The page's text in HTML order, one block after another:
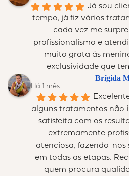
Já sou
tempo, já fiz vários
cada vez me
profissionalismo e
muito grata ás
exclusividade que
Brígida
Há 1 mês
alguns tratamentos não
satisfeita com os
extremamente
atenciosa, fazendo-
em todas as etapas.
quem procura